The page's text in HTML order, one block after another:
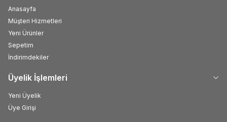
Anasayfa
Müşteri Hizmetleri
Yeni Ürünler
Sepetim
İndirimdekiler
Üyelik İşlemleri
Yeni Üyelik
Üye Girişi